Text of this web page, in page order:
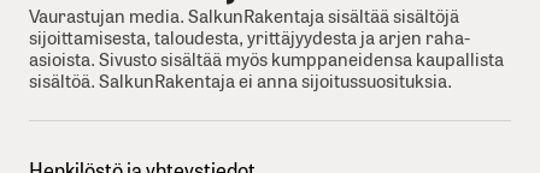
Vaurastujan media. SalkunRakentaja sisältää sisältöjä
sijoittamisesta, taloudesta, yrittäjyydesta ja arjen raha-
asioista. Sivusto sisältää myös kumppaneidensa kaupallista
sisältöä. SalkunRakentaja ei anna sijoitussuosituksia.